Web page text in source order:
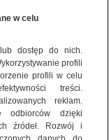
w celu
dostęp do nich.
profili
profili w celu
treści.
reklam.
odbiorców dzięki
źródeł. Rozwój i